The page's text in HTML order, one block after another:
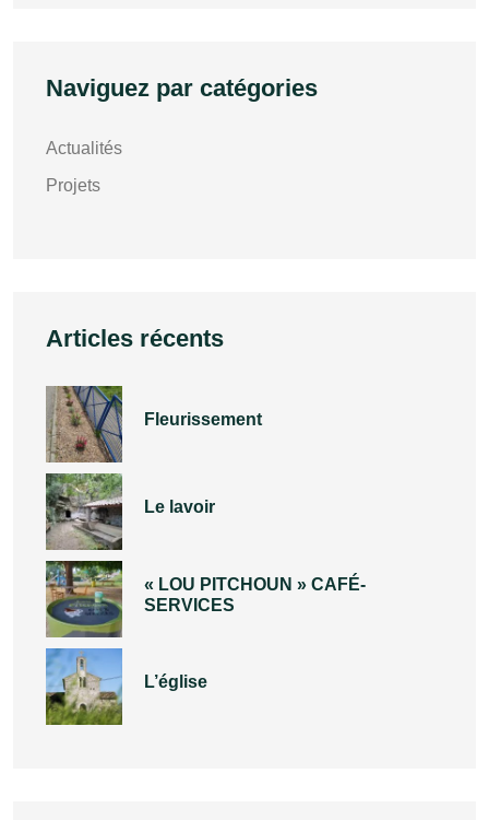
Naviguez par catégories
Actualités
Projets
Articles récents
Fleurissement
Le lavoir
« LOU PITCHOUN » CAFÉ-
SERVICES
L’église